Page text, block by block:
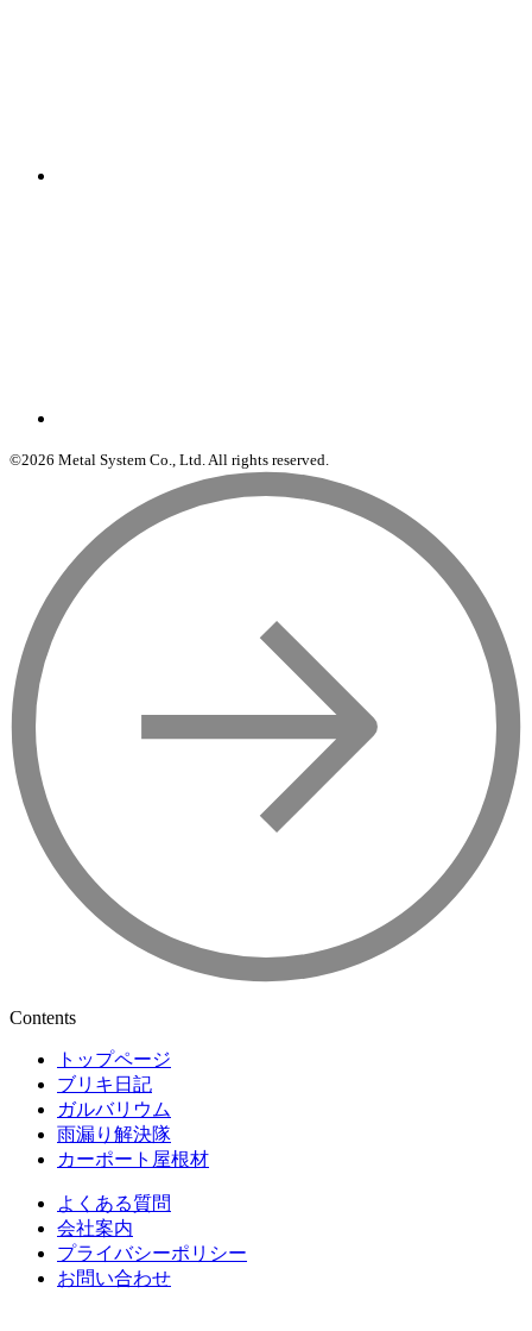
©2026 Metal System Co., Ltd. All rights reserved.
Contents
トップページ
ブリキ日記
ガルバリウム
雨漏り解決隊
カーポート屋根材
よくある質問
会社案内
プライバシーポリシー
お問い合わせ